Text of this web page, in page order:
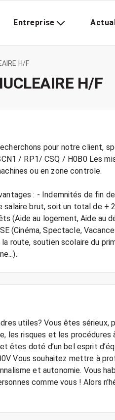
Entreprise
H/F
H/F
pour notre client,
/ RP1/ CSQ / H0B0 Les
ou en zone controle.
: - Indemnités de fin
brut, soit un total de +
(Aide au logement, Aide au
(Cinéma, Spectacle,
route, soutien scolaire du
utiles? Vous êtes sérieux,
les risques et les procédures
êtes doté d’un bel esprit
Vous souhaitez mettre à
et autonomie. Vous
comme vous ! Alors